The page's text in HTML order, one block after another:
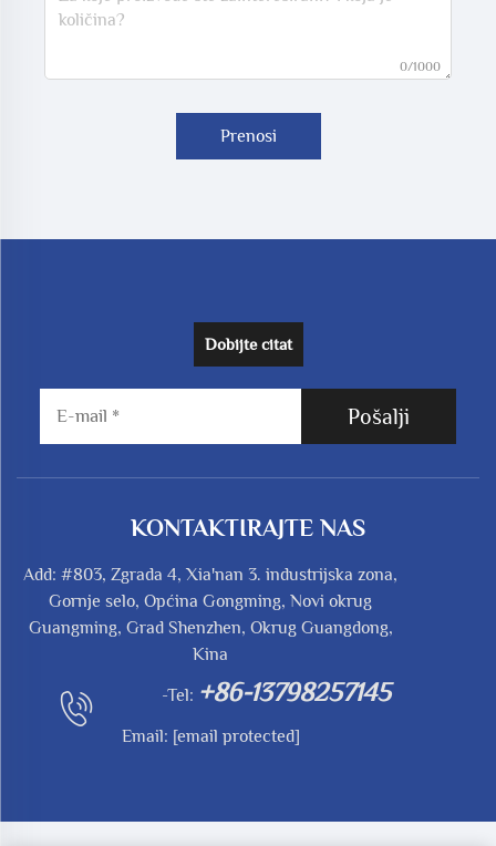
0/1000
Prenosi
Dobijte citat
Pošalji
KONTAKTIRAJTE NAS
Add: #803, Zgrada 4, Xia'nan 3. industrijska zona,
Gornje selo, Općina Gongming, Novi okrug
Guangming, Grad Shenzhen, Okrug Guangdong,
Kina
-Tel: +86-13798257145
Email: [email protected]